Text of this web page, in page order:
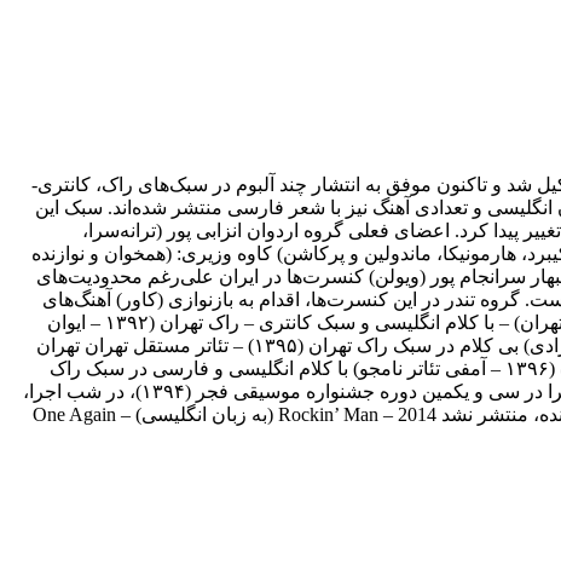
اعضای قبلی گروه کهت میان) تشکیل شد و تاکنون موفق به انتشار چند آلبوم در سبک‌های راک، کانتری-
زبان انگلیسی و تعدادی آهنگ نیز با شعر فارسی منتشر شده‌اند. سبک این
پیدا کرد. اعضای فعلی گروه اردوان انزابی پور (ترانه‌سرا،
هارمونیکا، ماندولین و پرکاشن) کاوه وزیری: (همخوان و نوازنده
سرانجام پور (ویولن) کنسرت‌ها در ایران علی‌رغم محدودیت‌های
گروه تندر در این کنسرت‌ها، اقدام به بازنوازی (کاور) آهنگ‌های
راک معروف غربی و اجرای آثار اوریجینال خود کرده‌است. رشت (۱۳۷۸) به صورت بی کلام در سبک راک تهران (۱۳۹۱ – انجمن ناشنوایان تهران) – با کلام انگلیسی و سبک کانتری – راک تهران (۱۳۹۲ – ایوان
شمس) با کلام انگلیسی در سبک کانتری – راک تهران (۱۳۹۳ – اریکه ایرانیان) با کلام انگلیسی در سبک کانتری – راک تهران (۱۳۹۵ – برج آزادی) بی کلام در سبک راک تهران (۱۳۹۵) – تئاتر مستقل تهران تهران
(۱۳۹۶ – برج آزادی) با کلام انگلیسی و فارسی در سبک راک تهران (۱۳۹۶ – پردیس چهارسو) با کلام انگلیسی و فارسی در سبک راک رشت (۱۳۹۶ – آمفی تئاتر نامجو) با کلام انگلیسی و فارسی در سبک راک
تهران (۱۳۹۷ – ایوان شمس) با کلام انگلیسی و فارسی در سبک راک جشنواره موسیقی فجر (۱۳۹۴) علی‌رغم دعوت از گروه تندر برای اجرا در سی و یکمین دوره جشنواره موسیقی فجر (۱۳۹۴)، در شب اجرا،
این برنامه لغو گردید. آلبوم‌ها اولین آلبوم (بی کلام) این گروه در سال ۱۳۸۰ موفق به دریافت مجوز شد، ولی به دلیل فقدان شرکت تهیه‌کننده، منتشر نشد Rockin’ Man – 2014 (به زبان انگلیسی) One Again –